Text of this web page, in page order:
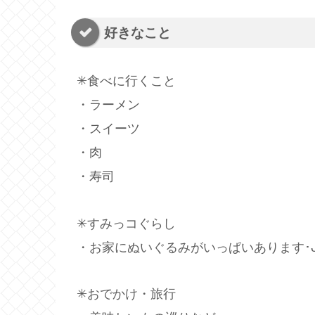
好きなこと
✳︎食べに行くこと
・ラーメン
・スイーツ
・肉
・寿司
✳︎すみっコぐらし
・お家にぬいぐるみがいっぱいあります･
✳︎おでかけ・旅行